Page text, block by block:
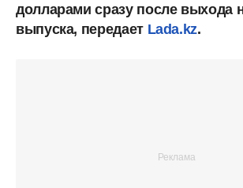
долларами сразу после выхода
выпуска, передает Lada.kz.